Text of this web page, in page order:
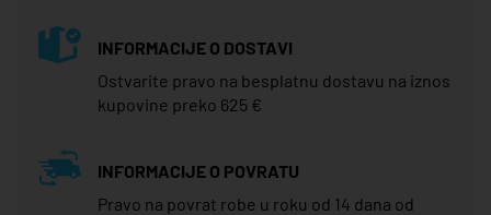
INFORMACIJE O DOSTAVI
Ostvarite pravo na besplatnu dostavu na iznos
kupovine preko 625 €
INFORMACIJE O POVRATU
Pravo na povrat robe u roku od 14 dana od